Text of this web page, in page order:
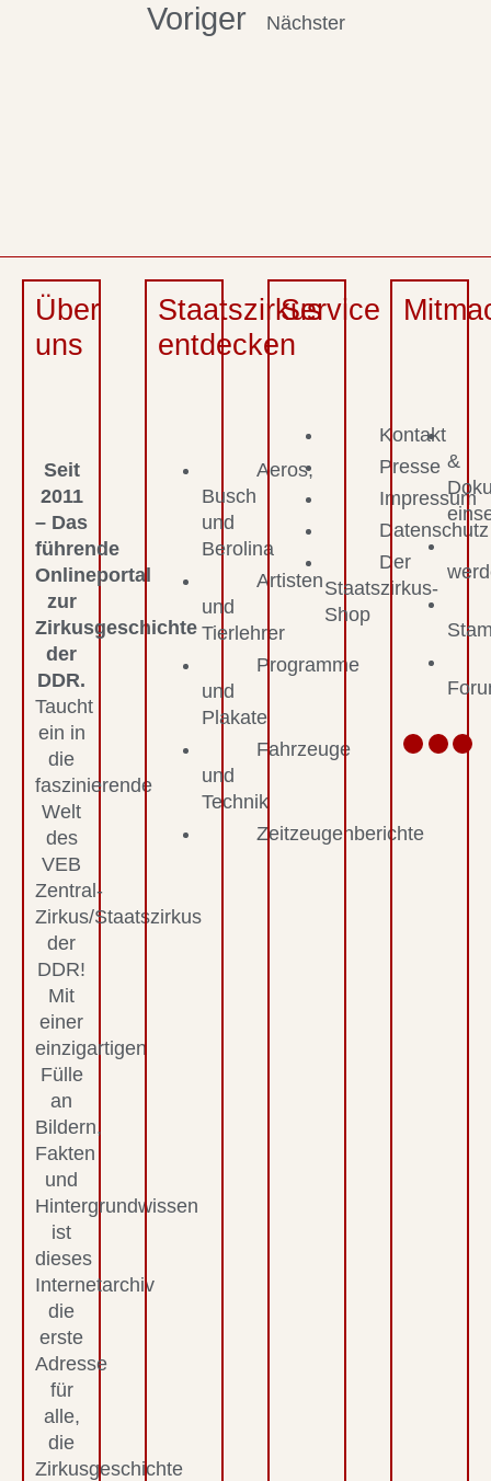
Voriger Nächster
Über
uns
Seit
2011
– Das
führende
Onlineportal
zur
Zirkusgeschichte
der
DDR.
Taucht
ein in
die
faszinierende
Welt
des
VEB
Zentral-
Zirkus/Staatszirkus
der
DDR!
Mit
einer
einzigartigen
Fülle
an
Bildern,
Fakten
und
Hintergrundwissen
ist
dieses
Internetarchiv
die
erste
Adresse
für
alle,
die
Zirkusgeschichte
Staatszirkus
entdecken
Aeros,
Busch
und
Berolina
Artisten
und
Tierlehrer
Programme
und
Plakate
Fahrzeuge
und
Technik
Zeitzeugenberichte
Service
Kontakt
Presse
Impressum
Datenschutz
Der
Staatszirkus-
Shop
&